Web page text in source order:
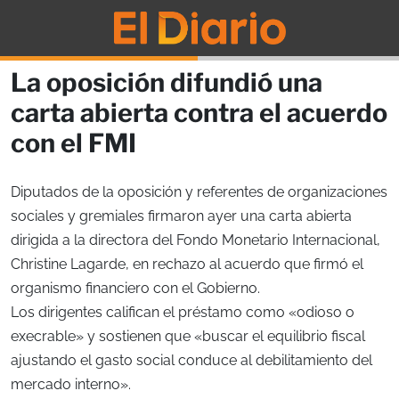
La oposición difundió una
carta abierta contra el acuerdo
con el FMI
Diputados de la oposición y referentes de organizaciones
sociales y gremiales firmaron ayer una carta abierta
dirigida a la directora del Fondo Monetario Internacional,
Christine Lagarde, en rechazo al acuerdo que firmó el
organismo financiero con el Gobierno.
Los dirigentes califican el préstamo como «odioso o
execrable» y sostienen que «buscar el equilibrio fiscal
ajustando el gasto social conduce al debilitamiento del
mercado interno».